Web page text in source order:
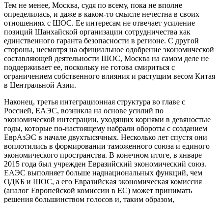
Тем не менее, Москва, судя по всему, пока не вполне
определилась, и даже в каком-то смысле нечестна в своих
отношениях с ШОС. Ее интересам не отвечает усиление
позиций Шанхайской организации сотрудничества как
единственного гаранта безопасности в регионе. С другой
стороны, несмотря на официальное одобрение экономической
составляющей деятельности ШОС, Москва на самом деле не
поддерживает ее, поскольку не готова смириться с
ограничением собственного влияния и растущим весом Китая
в Центральной Азии.
Наконец, третья интеграционная структура во главе с
Россией, ЕАЭС, возникла на основе усилий по
экономической интеграции, уходящих корнями в девяностые
годы, которые по-настоящему набрали обороты с созданием
ЕврАзЭС в начале двухтысячных. Несколько лет спустя они
воплотились в формировании таможенного союза и единого
экономического пространства. В конечном итоге, в январе
2015 года был учрежден Евразийский экономический союз.
ЕАЭС выполняет больше наднациональных функций, чем
ОДКБ и ШОС, а его Евразийская экономическая комиссия
(аналог Европейской комиссии в ЕС) может принимать
решения большинством голосов и, таким образом,